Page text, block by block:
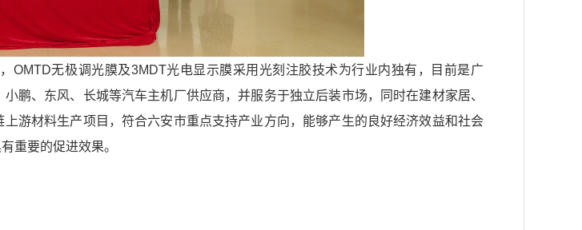
OMTD无极调光膜及3MDT光电显示膜采用光刻注胶技术为行业内独有，目前是广
鹏、东风、长城等汽车主机厂供应商，并服务于独立后装市场，同时在建材家居、
游材料生产项目，符合六安市重点支持产业方向，能够产生的良好经济效益和社会
重要的促进效果。